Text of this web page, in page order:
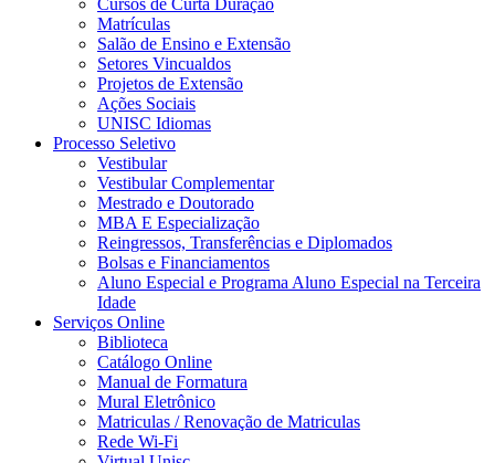
Cursos de Curta Duração
Matrículas
Salão de Ensino e Extensão
Setores Vincualdos
Projetos de Extensão
Ações Sociais
UNISC Idiomas
Processo Seletivo
Vestibular
Vestibular Complementar
Mestrado e Doutorado
MBA E Especialização
Reingressos, Transferências e Diplomados
Bolsas e Financiamentos
Aluno Especial e Programa Aluno Especial na Terceira
Idade
Serviços Online
Biblioteca
Catálogo Online
Manual de Formatura
Mural Eletrônico
Matriculas / Renovação de Matriculas
Rede Wi-Fi